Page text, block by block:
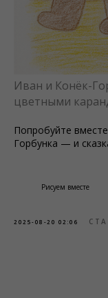
Иван и Конёк-
цветными
Попробуйте
Горбунка — и
Рисуем вместе
2025-08-20 02:06